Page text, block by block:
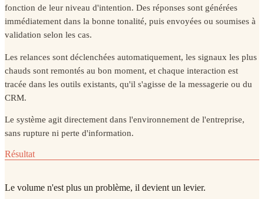
fonction de leur niveau d'intention. Des réponses sont générées
immédiatement dans la bonne tonalité, puis envoyées ou soumises à
validation selon les cas.
Les relances sont déclenchées automatiquement, les signaux les plus
chauds sont remontés au bon moment, et chaque interaction est
tracée dans les outils existants, qu'il s'agisse de la messagerie ou du
CRM.
Le système agit directement dans l'environnement de l'entreprise,
sans rupture ni perte d'information.
Résultat
Le volume n'est plus un problème, il devient un levier.